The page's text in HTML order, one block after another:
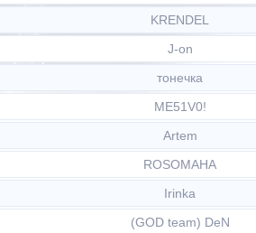
KRENDEL
J-on
тонечка
ME51V0!
Artem
ROSOMAHA
Irinka
(GOD team) DeN